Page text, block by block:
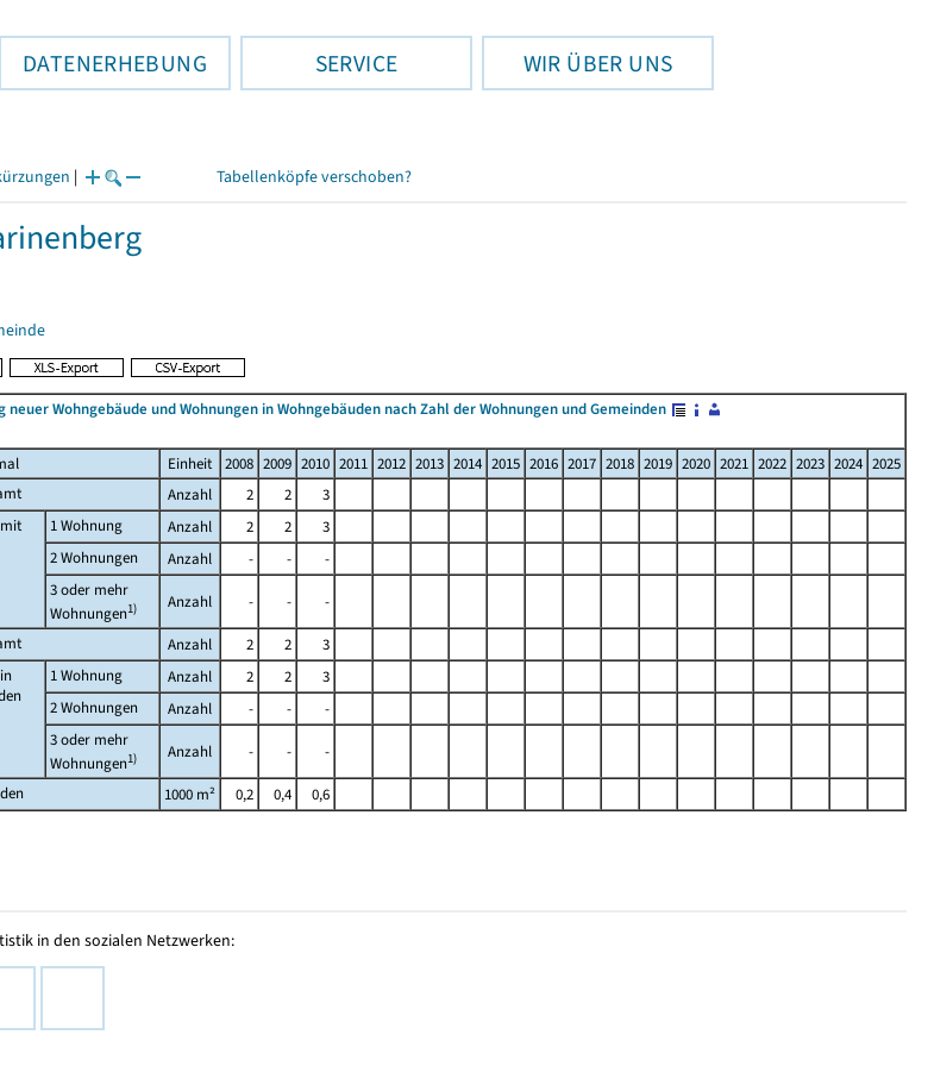
DATENERHEBUNG SERVICE WIR ÜBER UNS
| Tabellenköpfe verschoben?
Wohngebäude und Wohnungen in Wohngebäuden nach Zahl der Wohnungen und Gemeinden
Einheit 2008 2009 2010 2011 2012 2013 2014 2015 2016 2017 2018 2019 2020 2021 2022 2023 2024 2025
Anzahl 2 2
3
1 Wohnung Anzahl 2 2
3
2 Wohnungen
Anzahl - -
-
3 oder mehr
Wohnungen1) Anzahl - - -
Anzahl 2 2
3
1 Wohnung Anzahl 2 2
3
2 Wohnungen
Anzahl - -
-
3 oder mehr
Wohnungen1) Anzahl - - -
1000 m² 0,2 0,4 0,6
in den sozialen Netzwerken: